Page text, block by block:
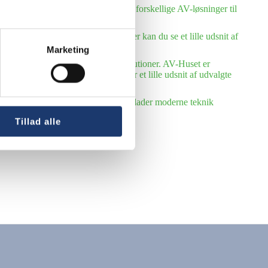
Marketing
Tillad alle
leveret og installeret mange forskellige AV-løsninger til
række folke- og efterskoler. Her kan du se et lille udsnit af
kommuner og offentlige institutioner. AV-Huset er
for AV-løsninger. Her følger et lille udsnit af udvalgte
menigheds- og sognehuse. Vi lader moderne teknik